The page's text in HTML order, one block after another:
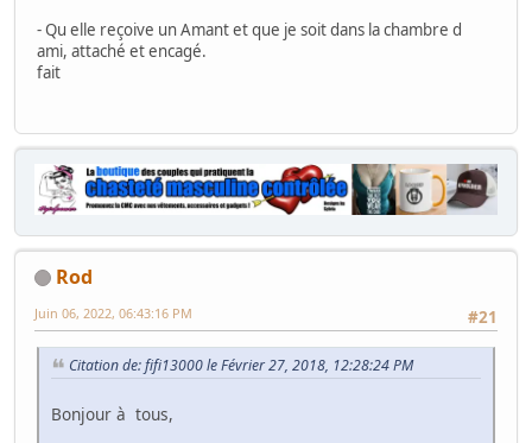
- Qu elle reçoive un Amant et que je soit dans la chambre d
ami, attaché et encagé.
fait
Rod
#21
Juin 06, 2022, 06:43:16 PM
Citation de: fifi13000 le Février 27, 2018, 12:28:24 PM
Bonjour à tous,